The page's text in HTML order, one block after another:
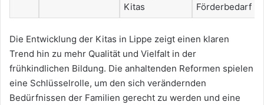
Kitas
Förderbedarf
Die Entwicklung der Kitas in Lippe zeigt einen klaren
Trend hin zu mehr Qualität und Vielfalt in der
frühkindlichen Bildung. Die anhaltenden Reformen spielen
eine Schlüsselrolle, um den sich verändernden
Bedürfnissen der Familien gerecht zu werden und eine